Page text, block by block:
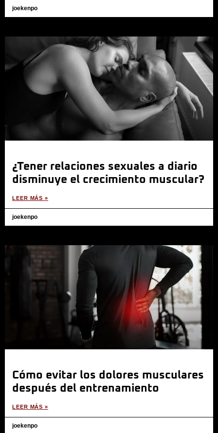
joekenpo
¿Tener relaciones sexuales a diario
disminuye el crecimiento muscular?
LEER MÁS »
joekenpo
Cómo evitar los dolores musculares
después del entrenamiento
LEER MÁS »
joekenpo